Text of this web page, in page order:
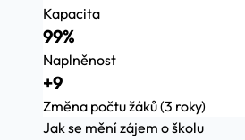
Kapacita
99%
Naplněnost
+9
Změna počtu žáků (3 roky)
Jak se mění zájem o školu